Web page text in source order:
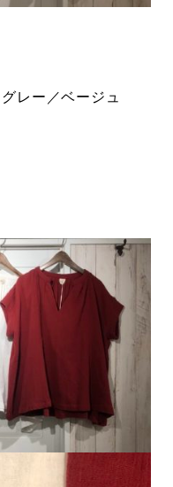
レー／ベージュ